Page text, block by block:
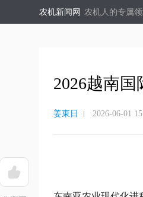
农机新闻网 农机人的专属
2026越南
姜東日 2026-06-01